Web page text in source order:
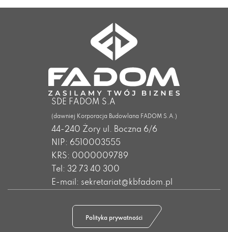
SDE FADOM S.A
(dawniej Korporacja Budowlana FADOM S.A.)
44-240 Żory ul. Boczna 6/6
NIP: 6510003555
KRS: 0000009789
Tel: 32 73 40 300
E-mail: sekretariat@kbfadom.pl
Polityka prywatności